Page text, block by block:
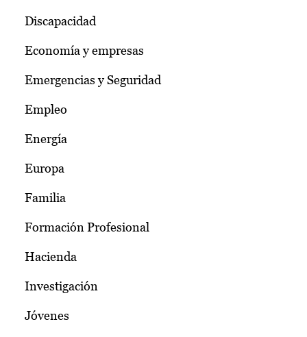
Discapacidad
Economía y empresas
Emergencias y Seguridad
Empleo
Energía
Europa
Familia
Formación Profesional
Hacienda
Investigación
Jóvenes